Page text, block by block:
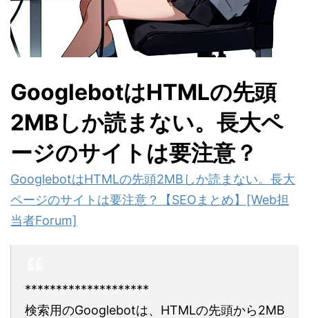
GooglebotはHTMLの先頭
2MBしか読まない。長大ペ
ージのサイトは要注意？
GooglebotはHTMLの先頭2MBしか読まない。長大
ページのサイトは要注意？【SEOまとめ】[Web担
当者Forum]
********************
検索用のGooglebotは、HTMLの先頭から2MB